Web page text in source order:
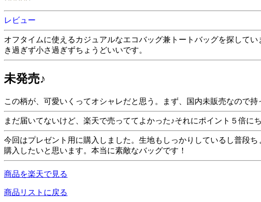
レビュー
オフタイムに使えるカジュアルなエコバッグ兼トートバッグを探して
き過ぎず小さ過ぎずちょうどいいです。
未発売♪
この柄が、可愛いくってオシャレだと思う。まず、国内未販売なので
まだ届いてないけど、楽天で売っててよかった♪それにポイント５倍に
今回はプレゼント用に購入しました。生地もしっかりしているし普段
購入したいと思います。本当に素敵なバッグです！
商品を楽天で見る
商品リストに戻る